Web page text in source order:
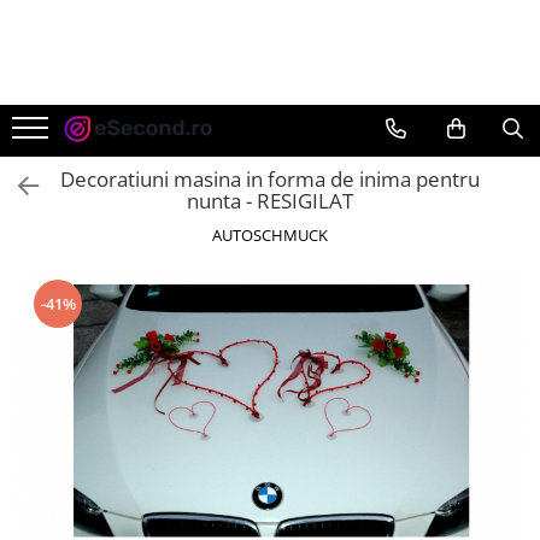
Auto Moto
Accesorii Auto
Anvelope & Jante
Electronice Auto
Intretinere & Cosmetica auto
Reparatii si echipamente auto
Trotinete electrice
Casa, Gradina & Bricolaj
Accesorii usi
Bucatarie & Servire
Decoratiuni masina in forma de inima pentru
nunta - RESIGILAT
AUTOSCHMUCK
-41%